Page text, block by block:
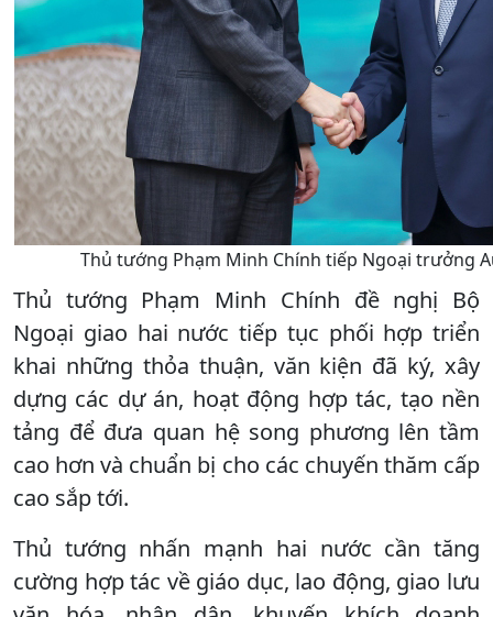
Thủ tướng Phạm Minh Chính tiếp Ngoại trưởng
Thủ tướng Phạm Minh Chính đề nghị Bộ
Ngoại giao hai nước tiếp tục phối hợp triển
khai những thỏa thuận, văn kiện đã ký, xây
dựng các dự án, hoạt động hợp tác, tạo nền
tảng để đưa quan hệ song phương lên tầm
cao hơn và chuẩn bị cho các chuyến thăm cấp
cao sắp tới.
Thủ tướng nhấn mạnh hai nước cần tăng
cường hợp tác về giáo dục, lao động, giao lưu